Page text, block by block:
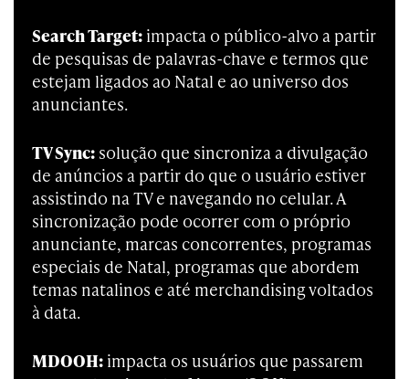
Search Target: impacta o público-alvo a partir
de pesquisas de palavras-chave e termos que
estejam ligados ao Natal e ao universo dos
anunciantes.
TV Sync: solução que sincroniza a divulgação
de anúncios a partir do que o usuário estiver
assistindo na TV e navegando no celular. A
sincronização pode ocorrer com o próprio
anunciante, marcas concorrentes, programas
especiais de Natal, programas que abordem
temas natalinos e até merchandising voltados
à data.
MDOOH: impacta os usuários que passarem